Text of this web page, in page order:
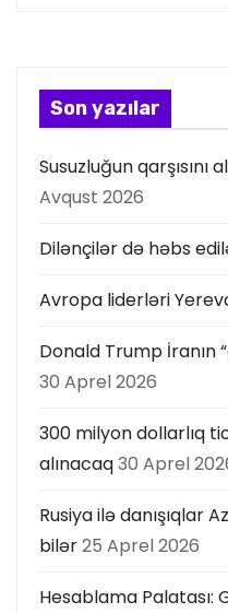
s
ı
Son yazılar
Susuzluğun qarşısını
Avqust 2026
Dilənçilər də həbs
Avropa liderləri
Donald Trump İranın
30 Aprel 2026
300 milyon dollarlıq
alınacaq30 Aprel
Rusiya ilə danışıqlar
bilər25 Aprel 2026
Hesablama Palatası: